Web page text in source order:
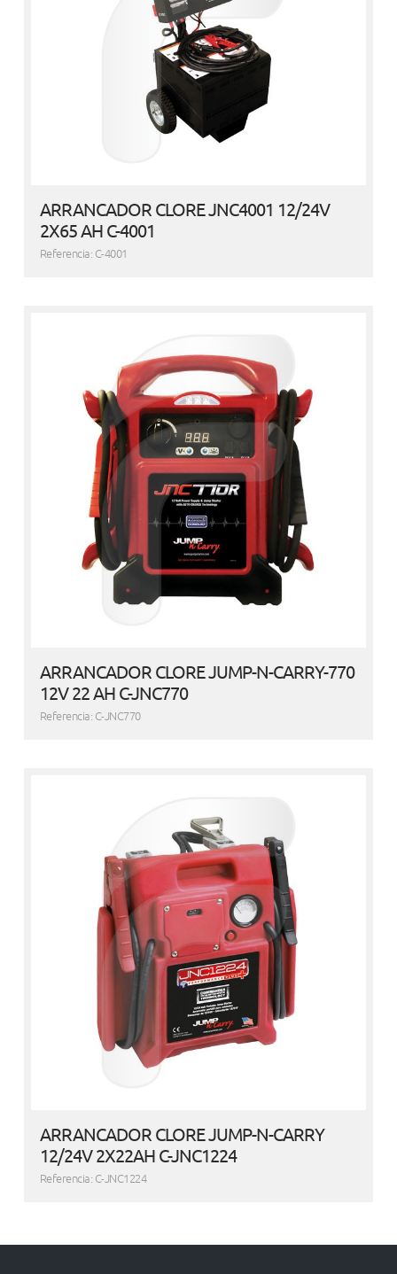
ARRANCADOR CLORE JNC4001 12/24V
2X65 AH C-4001
Referencia: C-4001
ARRANCADOR CLORE JUMP-N-CARRY-770
12V 22 AH C-JNC770
Referencia: C-JNC770
ARRANCADOR CLORE JUMP-N-CARRY
12/24V 2X22AH C-JNC1224
Referencia: C-JNC1224